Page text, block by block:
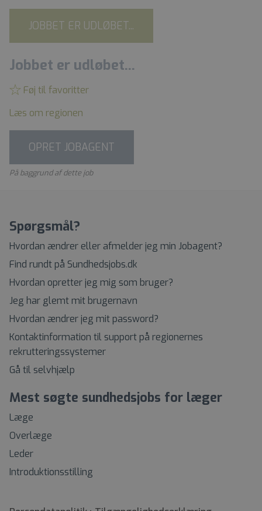
JOBBET ER UDLØBET...
Jobbet er udløbet...
Føj til favoritter
Læs om regionen
OPRET JOBAGENT
På baggrund af dette job
Spørgsmål?
Hvordan ændrer eller afmelder jeg min Jobagent?
Find rundt på Sundhedsjobs.dk
Hvordan opretter jeg mig som bruger?
Jeg har glemt mit brugernavn
Hvordan ændrer jeg mit password?
Kontaktinformation til support på regionernes
rekrutteringssystemer
Gå til selvhjælp
Mest søgte sundhedsjobs for læger
Læge
Overlæge
Leder
Introduktionsstilling